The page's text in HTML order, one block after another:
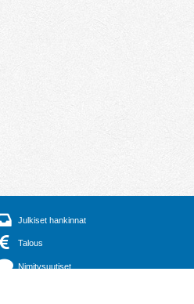
Julkiset hankinnat
Talous
Nimitysuutiset